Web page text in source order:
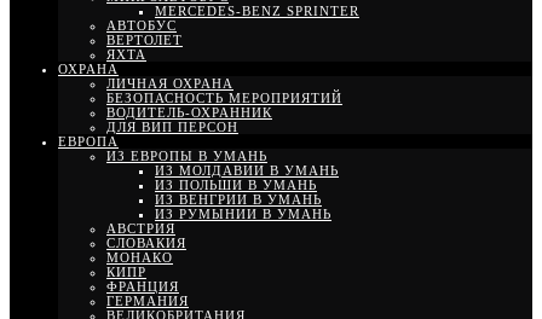
MERCEDES-BENZ SPRINTER
АВТОБУС
ВЕРТОЛЕТ
ЯХТА
ОХРАНА
ЛИЧНАЯ ОХРАНА
БЕЗОПАСНОСТЬ МЕРОПРИЯТИЙ
ВОДИТЕЛЬ-ОХРАННИК
ДЛЯ ВИП ПЕРСОН
ЕВРОПА
ИЗ ЕВРОПЫ В УМАНЬ
ИЗ МОЛДАВИИ В УМАНЬ
ИЗ ПОЛЬШИ В УМАНЬ
ИЗ ВЕНГРИИ В УМАНЬ
ИЗ РУМЫНИИ В УМАНЬ
АВСТРИЯ
СЛОВАКИЯ
МОНАКО
КИПР
ФРАНЦИЯ
ГЕРМАНИЯ
ВЕЛИКОБРИТАНИЯ